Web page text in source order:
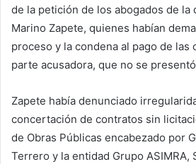
de la petición de los abogados de
Marino Zapete, quienes habían
proceso y la condena al pago de las
parte acusadora, que no se
Zapete había denunciado
concertación de contratos sin
de Obras Públicas encabezado por
Terrero y la entidad Grupo ASIMRA,